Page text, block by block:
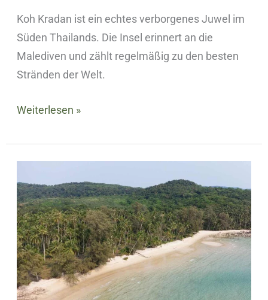
Koh Kradan ist ein echtes verborgenes Juwel im
Süden Thailands. Die Insel erinnert an die
Malediven und zählt regelmäßig zu den besten
Stränden der Welt.
Weiterlesen »
Kood
Insel
–
Kompletter
Reiseführer
und